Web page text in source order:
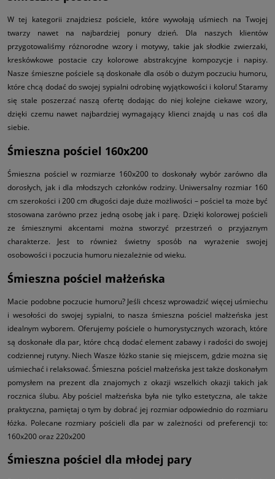
W tej kategorii znajdziesz pościele, które wywołają uśmiech na Twojej
twarzy nawet na najbardziej ponury dzień. Dla naszych klientów
przygotowaliśmy różnorodne wzory i motywy, takie jak słodkie zwierzaki,
kreskówkowe postacie czy kolorowe abstrakcyjne kompozycje i napisy.
Nasze śmieszne pościele są doskonałe dla osób o dużym poczuciu humoru,
które chcą dodać do swojej sypialni odrobinę wyjątkowości i koloru! Staramy
się stale poszerzać naszą ofertę dodając do niej kolejne ciekawe wzory,
dzięki czemu nawet najbardziej wymagający klienci znajdą u nas coś dla
siebie.
Śmieszna pościel 160x200
Śmieszna pościel w rozmiarze 160x200 to doskonały wybór zarówno dla
dorosłych, jak i dla młodszych członków rodziny. Uniwersalny rozmiar 160
cm szerokości i 200 cm długości daje duże możliwości – pościel ta może być
stosowana zarówno przez jedną osobę jak i parę. Dzięki kolorowej pościeli
ze śmiesznymi akcentami można stworzyć przestrzeń o przyjaznym
charakterze. Jest to również świetny sposób na wyrażenie swojej
osobowości i poczucia humoru niezależnie od wieku.
Śmieszna pościel małżeńska
Macie podobne poczucie humoru? Jeśli chcesz wprowadzić więcej uśmiechu
i wesołości do swojej sypialni, to nasza śmieszna pościel małżeńska jest
idealnym wyborem. Oferujemy pościele o humorystycznych wzorach, które
są doskonałe dla par, które chcą dodać element zabawy i radości do swojej
codziennej rutyny. Niech Wasze łóżko stanie się miejscem, gdzie można się
uśmiechać i relaksować. Śmieszna pościel małżeńska jest także doskonałym
pomysłem na prezent dla znajomych z okazji wszelkich okazji takich jak
rocznica ślubu. Aby pościel małżeńska była nie tylko estetyczna, ale także
praktyczna, pamiętaj o tym by dobrać jej rozmiar odpowiednio do rozmiaru
łóżka. Polecane rozmiary pościeli dla par w zależności od preferencji to:
160x200 oraz 220x200
Śmieszna pościel dla młodej pary